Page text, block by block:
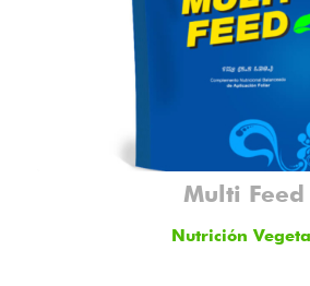
Multi Feed
Nutrición Vegetal